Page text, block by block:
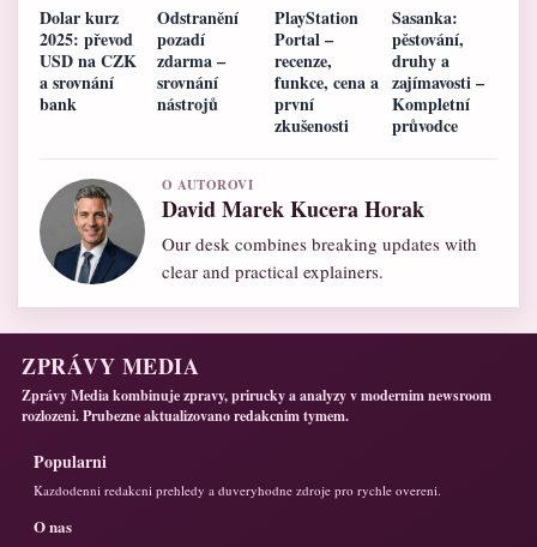
Dolar kurz
2025: převod
USD na CZK
a srovnání
bank
Odstranění
pozadí
zdarma –
srovnání
nástrojů
PlayStation
Portal –
recenze,
funkce, cena a
první
zkušenosti
Sasanka:
pěstování,
druhy a
zajímavosti –
Kompletní
průvodce
O AUTOROVI
David Marek Kucera Horak
Our desk combines breaking updates with
clear and practical explainers.
ZPRÁVY MEDIA
Zprávy Media kombinuje zpravy, prirucky a analyzy v modernim newsroom
rozlozeni. Prubezne aktualizovano redakcnim tymem.
Popularni
Kazdodenni redakcni prehledy a duveryhodne zdroje pro rychle overeni.
O nas